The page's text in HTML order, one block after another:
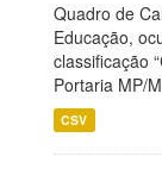
Quadro de
Educação,
classificação
Portaria MP/
CSV